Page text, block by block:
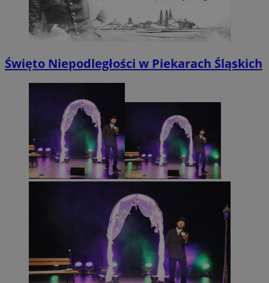
Święto Niepodległości w Piekarach Śląskich